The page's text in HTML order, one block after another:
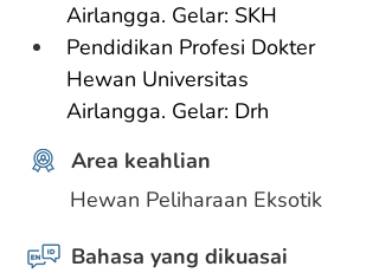
Airlangga. Gelar: SKH
Pendidikan Profesi Dokter
Hewan Universitas
Airlangga. Gelar: Drh
Area keahlian
Hewan Peliharaan Eksotik
Bahasa yang dikuasai